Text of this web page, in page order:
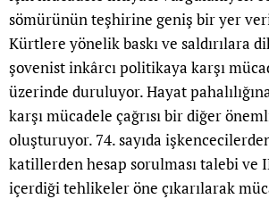
sömürünün teşhirine geniş bir yer
Kürtlere yönelik baskı ve saldırılara
şovenist inkârcı politikaya karşı
üzerinde duruluyor. Hayat
karşı mücadele çağrısı bir diğer
oluşturuyor. 74. sayıda
katillerden hesap sorulması talebi ve
içerdiği tehlikeler öne çıkarılarak